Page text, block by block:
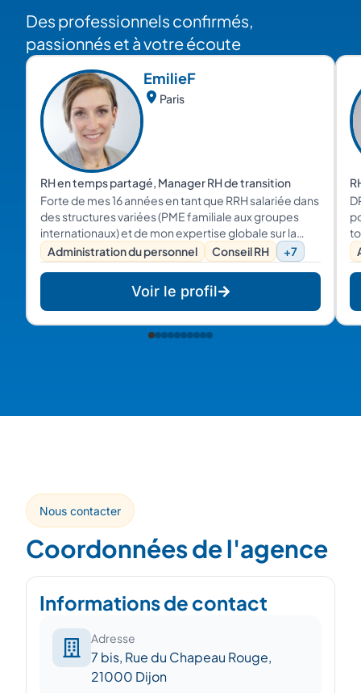
Des professionnels confirmés,
passionnés et à votre écoute
EmilieF
Paris
RH en temps partagé, Manager RH de transition
Forte de mes 16 années en tant que RRH salariée dans
des structures variées (PME familiale aux groupes
internationaux) et de mon expertise globale sur la
fonction, je serai à même de vous proposer des
solutions pérennes et en adéquation avec vos
besoins spécifiques en RH.
Administration du personnel Conseil RH +7
Voir le profil
Nous contacter
Coordonnées de l'agence
Informations de contact
Adresse
7 bis, Rue du Chapeau Rouge,
21000 Dijon